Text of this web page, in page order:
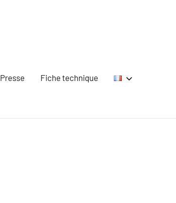
Presse Fiche technique